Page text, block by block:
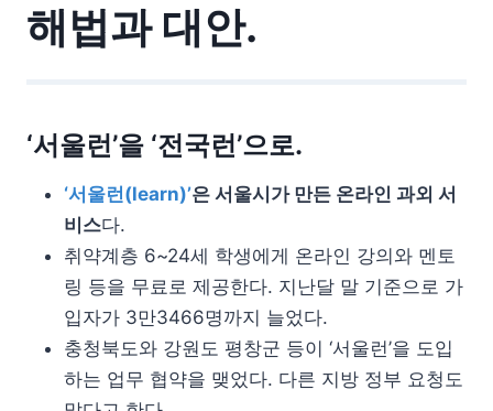
해법과 대안.
‘서울런’을 ‘전국런’으로.
‘서울런(learn)’은 서울시가 만든 온라인 과외 서
비스다.
취약계층 6~24세 학생에게 온라인 강의와 멘토
링 등을 무료로 제공한다. 지난달 말 기준으로 가
입자가 3만3466명까지 늘었다.
충청북도와 강원도 평창군 등이 ‘서울런’을 도입
하는 업무 협약을 맺었다. 다른 지방 정부 요청도